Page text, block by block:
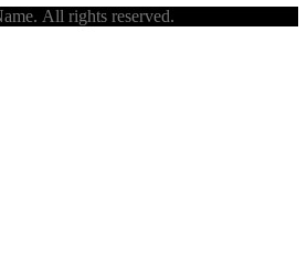
All rights reserved.